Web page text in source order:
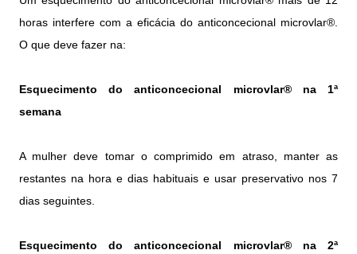
horas interfere com a eficácia do anticoncecional microvlar®.
O que deve fazer na:
Esquecimentodo anticoncecional microvlar®na 1ª
semana
A mulher deve tomar o comprimido em atraso, manter as
restantes na hora e dias habituais e usar preservativo nos 7
dias seguintes.
Esquecimentodo anticoncecional microvlar®na 2ª